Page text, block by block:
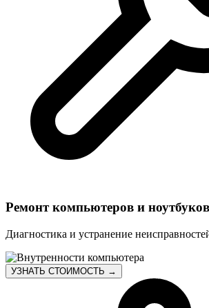
Ремонт компьютеров и ноутбуков
Диагностика и устранение
УЗНАТЬ СТОИМОСТЬ →